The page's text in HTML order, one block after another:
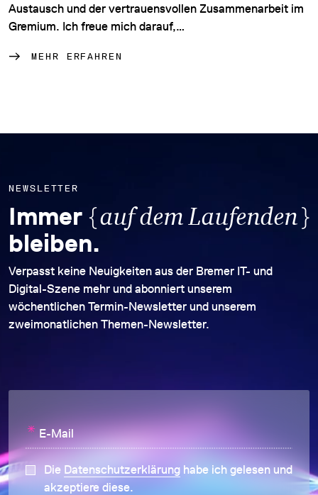
Austausch und der vertrauensvollen Zusammenarbeit im
Gremium. Ich freue mich darauf,…
MEHR ERFAHREN
NEWSLETTER
Immer {auf dem Laufenden}
bleiben.
Verpasst keine Neuigkeiten aus der Bremer IT- und
Digital-Szene mehr und abonniert unserem
wöchentlichen Termin-Newsletter und unserem
zweimonatlichen Themen-Newsletter.
* E-Mail
Die Datenschutzerklärunghabe ich gelesen und
akzeptiere diese.